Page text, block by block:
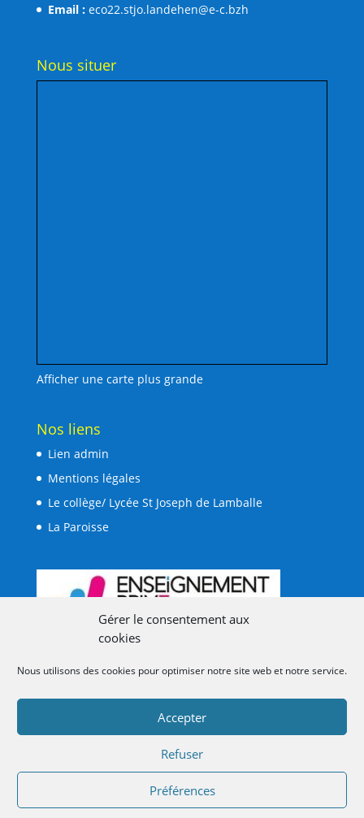
Gérer le consentement aux
cookies
Nous utilisons des cookies pour optimiser notre site web et notre service.
Accepter
Refuser
Préférences
Email :eco22.stjo.landehen@e-c.bzh
Nous situer
Afficher une carte plus grande
Nos liens
Lien admin
Mentions légales
Le collège/ Lycée St Joseph de Lamballe
La Paroisse